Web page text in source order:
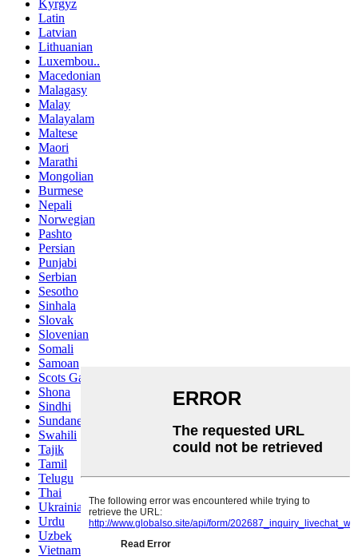
Kyrgyz
Latin
Latvian
Lithuanian
Luxembou..
Macedonian
Malagasy
Malay
Malayalam
Maltese
Maori
Marathi
Mongolian
Burmese
Nepali
Norwegian
Pashto
Persian
Punjabi
Serbian
Sesotho
Sinhala
Slovak
Slovenian
Somali
Samoan
Scots Gaelic
Shona
Sindhi
Sundanese
Swahili
Tajik
Tamil
Telugu
Thai
Ukrainian
Urdu
Uzbek
Vietnamese